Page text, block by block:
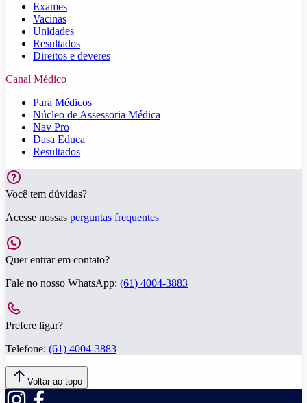
Exames
Vacinas
Unidades
Resultados
Direitos e deveres
Canal Médico
Para Médicos
Núcleo de Assessoria Médica
Nav Pro
Dasa Educa
Resultados
Você tem dúvidas?
Acesse nossas perguntas frequentes
Quer entrar em contato?
Fale no nosso WhatsApp: (61) 4004-3883
Prefere ligar?
Telefone: (61) 4004-3883
Voltar ao topo